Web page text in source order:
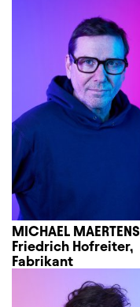
MICHAEL MAERTENS
Friedrich Hofreiter,
Fabrikant